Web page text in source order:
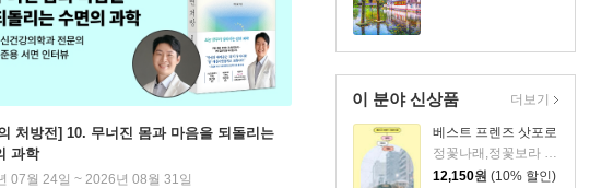
이 분야 신상품
베스트 프렌즈 삿포로
정꽃나래,정꽃보라 공저
12,150원 (10% 할인)
더보기
처방전] 10. 무너진 몸과 마음을 되돌리는
과학
07월 24일 ~ 2026년 08월 31일